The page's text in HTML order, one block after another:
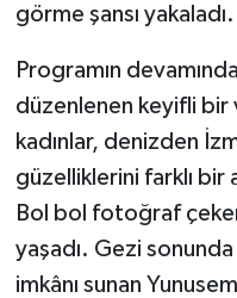
görme şansı yakaladı.
Programın
düzenlenen keyifli bir
kadınlar, denizden
güzelliklerini farklı bir
Bol bol fotoğraf
yaşadı. Gezi sonunda
imkânı sunan